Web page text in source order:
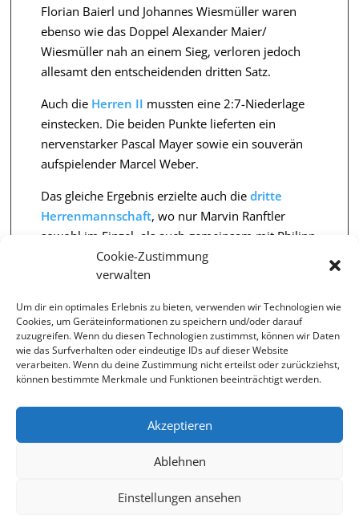
Cookie-Zustimmung
verwalten
Um dir ein optimales Erlebnis zu bieten, verwenden wir Technologien wie
Cookies, um Geräteinformationen zu speichern und/oder darauf
zuzugreifen. Wenn du diesen Technologien zustimmst, können wir Daten
wie das Surfverhalten oder eindeutige IDs auf dieser Website
verarbeiten. Wenn du deine Zustimmung nicht erteilst oder zurückziehst,
können bestimmte Merkmale und Funktionen beeinträchtigt werden.
Akzeptieren
Ablehnen
Einstellungen ansehen
Florian Baierl und Johannes Wiesmüller waren
ebenso wie das Doppel Alexander Maier/
Wiesmüller nah an einem Sieg, verloren jedoch
allesamt den entscheidenden dritten Satz.
Auch die Herren II mussten eine 2:7-Niederlage
einstecken. Die beiden Punkte lieferten ein
nervenstarker Pascal Mayer sowie ein souverän
aufspielender Marcel Weber.
Das gleiche Ergebnis erzielte auch die dritte
Herrenmannschaft, wo nur Marvin Ranftler
sowohl im Einzel, als auch gemeinsam mit Philipp
Link im Doppel erfolgreich war.
zielgerichtet auf das nächste Tenniswochenende
zu blicken.
Jessica Weber
FC Gundelfingen, Pressewartin